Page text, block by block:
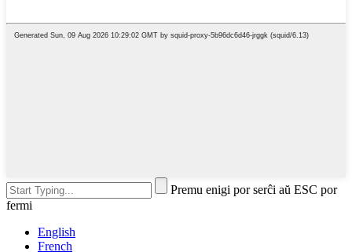
Premu enigi por serĉi aŭ ESC por
fermi
English
French